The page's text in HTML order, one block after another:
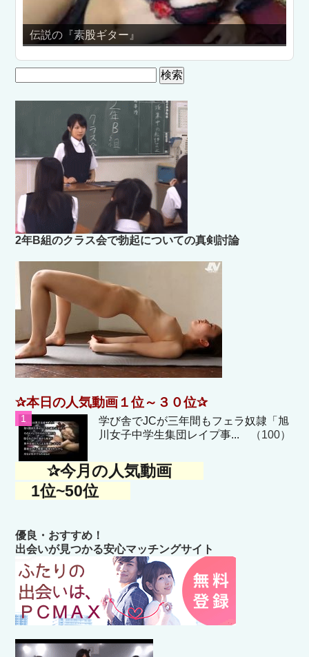
『素股ギター』
索:
2年B組のクラス会で勃起についての真剣討論
✰本日の人気動画１位～３０位✰
学び舎でJCが三年間もフェラ奴隷「旭
川女子中学生集団レイプ事... （100）
✰今月の人気動画
1位~50位
優良・おすすめ！
出会いが見つかる安心マッチングサイト